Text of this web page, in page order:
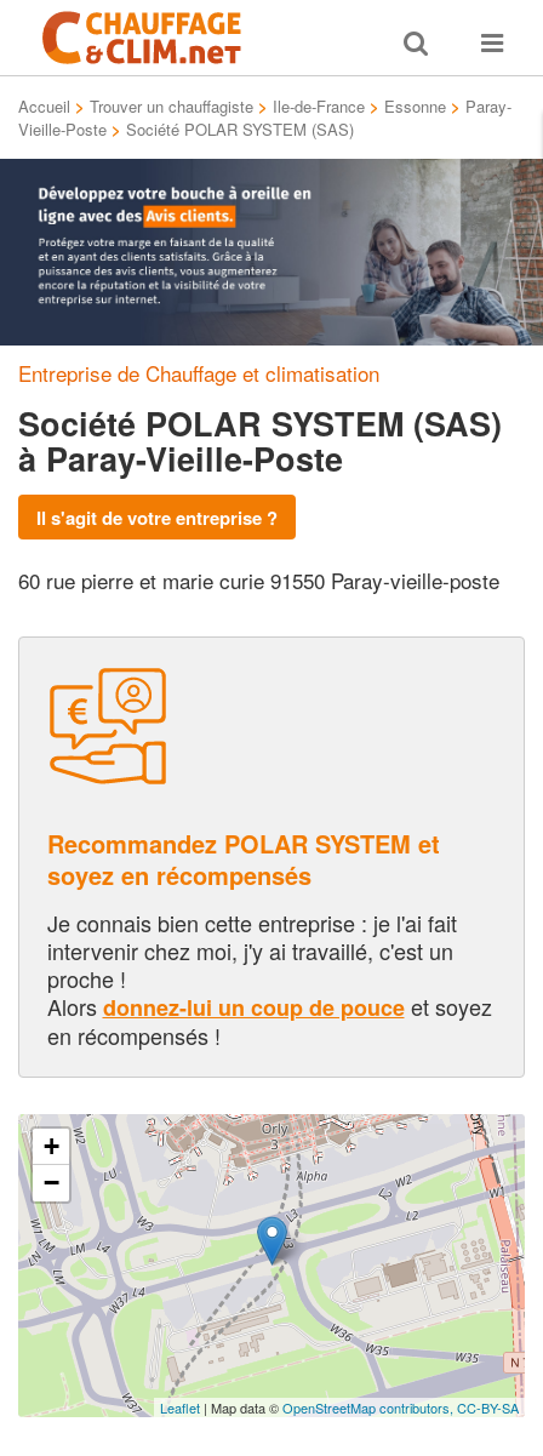
Toggle
search
Toggle
Accueil > Trouver un chauffagiste > Ile-de-France > Essonne > Paray-
Vieille-Poste > Société POLAR SYSTEM (SAS)
Entreprise de Chauffage et climatisation
Société POLAR SYSTEM (SAS)
à Paray-Vieille-Poste
Il s'agit de votre entreprise ?
60 rue pierre et marie curie 91550 Paray-vieille-poste
Recommandez POLAR SYSTEM et
soyez en récompensés
Je connais bien cette entreprise : je l'ai fait
intervenir chez moi, j'y ai travaillé, c'est un
proche !
Alorsdonnez-lui un coup de pouceet soyez
en récompensés !
+
−
Leaflet | Map data ©OpenStreetMap contributors, CC-BY-SA